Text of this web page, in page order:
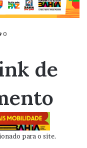
0
de
para o site.